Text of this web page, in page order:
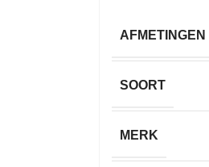
AFMETINGEN
SOORT
MERK